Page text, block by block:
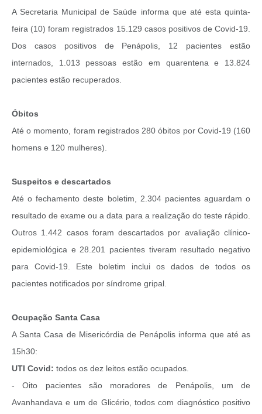
A Secretaria Municipal de Saúde informa que até esta quinta-
feira (10) foram registrados 15.129 casos positivos de Covid-19.
Dos casos positivos de Penápolis, 12 pacientes estão
internados, 1.013 pessoas estão em quarentena e 13.824
pacientes estão recuperados.
Óbitos
Até o momento, foram registrados 280 óbitos por Covid-19 (160
homens e 120 mulheres).
Suspeitos e descartados
Até o fechamento deste boletim, 2.304 pacientes aguardam o
resultado de exame ou a data para a realização do teste rápido.
Outros 1.442 casos foram descartados por avaliação clínico-
epidemiológica e 28.201 pacientes tiveram resultado negativo
para Covid-19. Este boletim inclui os dados de todos os
pacientes notificados por síndrome gripal.
Ocupação Santa Casa
A Santa Casa de Misericórdia de Penápolis informa que até as
15h30:
UTI Covid: todos os dez leitos estão ocupados.
- Oito pacientes são moradores de Penápolis, um de
Avanhandava e um de Glicério, todos com diagnóstico positivo